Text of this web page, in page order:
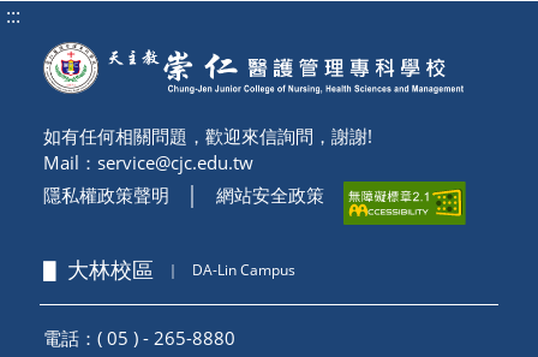
:::
如有任何相關問題，歡迎來信詢問，謝謝!
Mail： service@cjc.edu.tw
隱私權政策聲明
網站安全政策
▋ 大林校區 ｜ DA-Lin Campus
電話：( 05 ) - 265-8880